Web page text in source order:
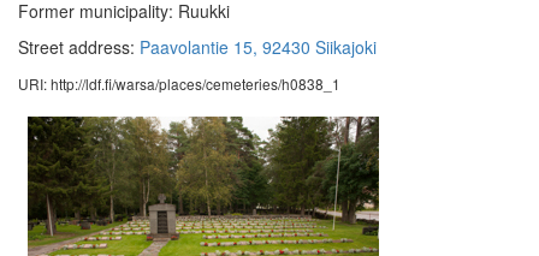
Former municipality: Ruukki
Street address: Paavolantie 15, 92430 Siikajoki
URI: http://ldf.fi/warsa/places/cemeteries/h0838_1